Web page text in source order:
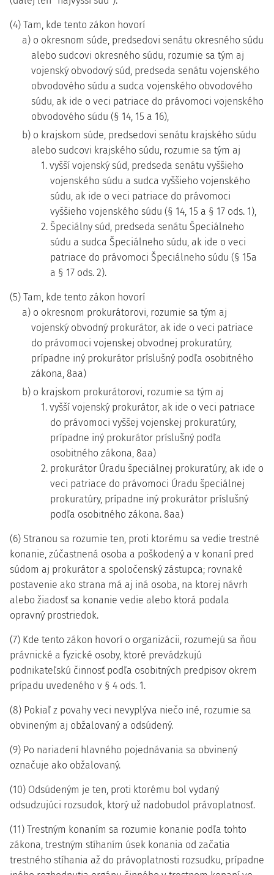
(4) Tam, kde tento zákon hovorí
a) o okresnom súde, predsedovi senátu okresného súdu
alebo sudcovi okresného súdu, rozumie sa tým aj
vojenský obvodový súd, predseda senátu vojenského
obvodového súdu a sudca vojenského obvodového
súdu, ak ide o veci patriace do právomoci vojenského
obvodového súdu (§ 14, 15 a 16),
b) o krajskom súde, predsedovi senátu krajského súdu
alebo sudcovi krajského súdu, rozumie sa tým aj
1. vyšší vojenský súd, predseda senátu vyššieho
vojenského súdu a sudca vyššieho vojenského
súdu, ak ide o veci patriace do právomoci
vyššieho vojenského súdu (§ 14, 15 a § 17 ods. 1),
2. Špeciálny súd, predseda senátu Špeciálneho
súdu a sudca Špeciálneho súdu, ak ide o veci
patriace do právomoci Špeciálneho súdu (§ 15a
a § 17 ods. 2).
(5) Tam, kde tento zákon hovorí
a) o okresnom prokurátorovi, rozumie sa tým aj
vojenský obvodný prokurátor, ak ide o veci patriace
do právomoci vojenskej obvodnej prokuratúry,
prípadne iný prokurátor príslušný podľa osobitného
zákona, 8aa)
b) o krajskom prokurátorovi, rozumie sa tým aj
1. vyšší vojenský prokurátor, ak ide o veci patriace
do právomoci vyššej vojenskej prokuratúry,
prípadne iný prokurátor príslušný podľa
osobitného zákona, 8aa)
2. prokurátor Úradu špeciálnej prokuratúry, ak ide o
veci patriace do právomoci Úradu špeciálnej
prokuratúry, prípadne iný prokurátor príslušný
podľa osobitného zákona. 8aa)
(6) Stranou sa rozumie ten, proti ktorému sa vedie trestné
konanie, zúčastnená osoba a poškodený a v konaní pred
súdom aj prokurátor a spoločenský zástupca; rovnaké
postavenie ako strana má aj iná osoba, na ktorej návrh
alebo žiadosť sa konanie vedie alebo ktorá podala
opravný prostriedok.
(7) Kde tento zákon hovorí o organizácii, rozumejú sa ňou
právnické a fyzické osoby, ktoré prevádzkujú
podnikateľskú činnosť podľa osobitných predpisov okrem
prípadu uvedeného v § 4 ods. 1.
(8) Pokiaľ z povahy veci nevyplýva niečo iné, rozumie sa
obvineným aj obžalovaný a odsúdený.
(9) Po nariadení hlavného pojednávania sa obvinený
označuje ako obžalovaný.
(10) Odsúdeným je ten, proti ktorému bol vydaný
odsudzujúci rozsudok, ktorý už nadobudol právoplatnosť.
(11) Trestným konaním sa rozumie konanie podľa tohto
zákona, trestným stíhaním úsek konania od začatia
trestného stíhania až do právoplatnosti rozsudku, prípadne